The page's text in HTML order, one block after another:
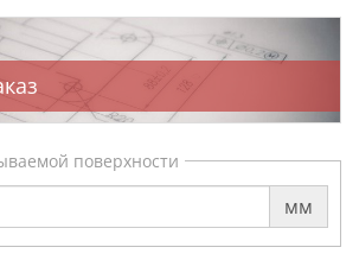
поверхности
мм